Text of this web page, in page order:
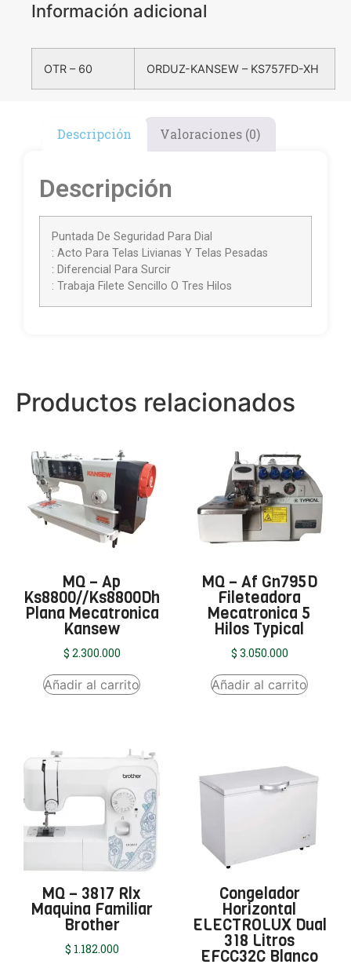
Información adicional
OTR – 60 ORDUZ-KANSEW – KS757FD-XH
Descripción Valoraciones (0)
Descripción
Puntada De Seguridad Para Dial
: Acto Para Telas Livianas Y Telas Pesadas
: Diferencial Para Surcir
: Trabaja Filete Sencillo O Tres Hilos
Productos relacionados
MQ – Ap
Ks8800//Ks8800Dh
Plana Mecatronica
Kansew
$ 2.300.000
Añadir al carrito
MQ – Af Gn795D
Fileteadora
Mecatronica 5
Hilos Typical
$ 3.050.000
Añadir al carrito
MQ – 3817 Rlx
Maquina Familiar
Brother
$ 1.182.000
Congelador
Horizontal
ELECTROLUX Dual
318 Litros
EFCC32C Blanco